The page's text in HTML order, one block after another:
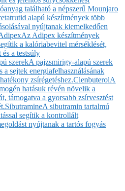
található a népszerű Mounjaro
alapú készítmények több
nyújtanak kiemelkedően
Az Adipex készítmények
a kalóriabevitel mérséklését,
a testsúly
szerekA pajzsmirigy-alapú szerek
a sejtek energiafelhasználásának
zsírégetéshez.ClenbuterolA
hatásuk révén növelik a
támogatva a gyorsabb zsírvesztést
SibutramineA sibutramin tartalmú
segítik a kontrollált
nyújtanak a tartós fogyás